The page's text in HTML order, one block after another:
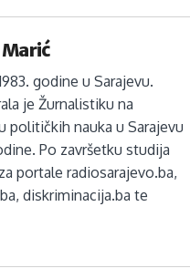
godine u Sarajevu.
je Žurnalistiku na
političkih nauka u Sarajevu
Po završetku studija
portale radiosarajevo.ba,
diskriminacija.ba te